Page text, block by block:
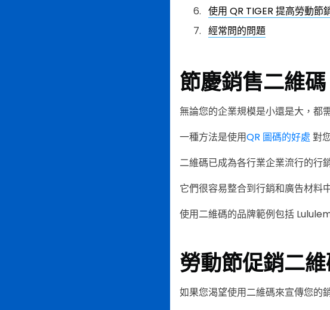
使用 QR TIGER 提高勞動節
經常問的問題
節慶銷售二維
無論您的企業規模是小還是大，都
一種方法是使用QR 圖碼的好處 對
二維碼已成為各行業企業流行的行
它們很容易整合到行銷和廣告材料
使用二維碼的品牌範例包括
勞動節促銷二
如果您渴望使用二維碼來宣傳您的